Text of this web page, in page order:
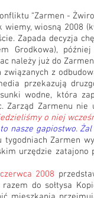
“Zarmen -
wiosną 2008
Zapada decyzja
Grodkowa),
należy już do
z
przekazują
wodne, która
Zarząd Zarmenu nie
o niej
nasze gapiostwo.
tygodniach Zarmen
urzędzie zatajono
2008
do sołtysa